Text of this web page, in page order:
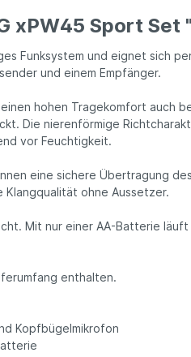
xPW45 Sport Set "
Funksystem und eignet sich
und einem Empfänger.
hohen Tragekomfort auch
Die nierenförmige
vor Feuchtigkeit.
eine sichere Übertragung
ohne Aussetzer.
Mit nur einer AA-Batterie
enthalten.
Kopfbügelmikrofon